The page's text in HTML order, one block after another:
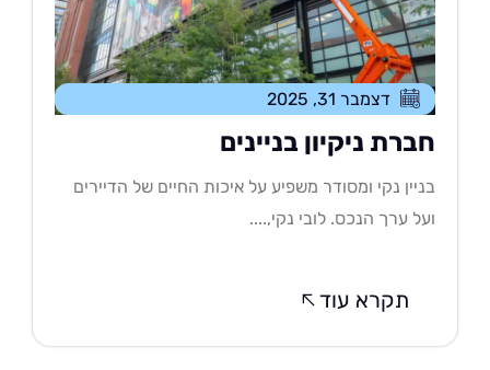
דצמבר 31, 2025
ניקיון בניינים
נקי ומסודר משפיע על איכות החיים של הדיירים
ערך הנכס. לובי נקי,....
תקרא עוד